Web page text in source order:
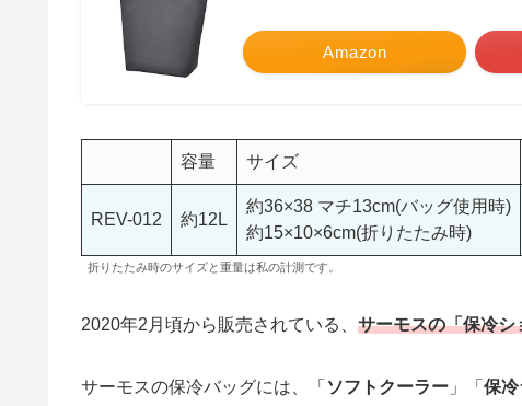
Amazon
容量 サイズ
REV-012 約12L
約36×38 マチ13cm(バッグ使用時)
約15×10×6cm(折りたたみ時)
折りたたみ時のサイズと重量は私の計測です。
2020年2月頃から販売されている、 サーモスの「保冷シ
サーモスの保冷バッグには、「 ソフトクーラー 」「 保